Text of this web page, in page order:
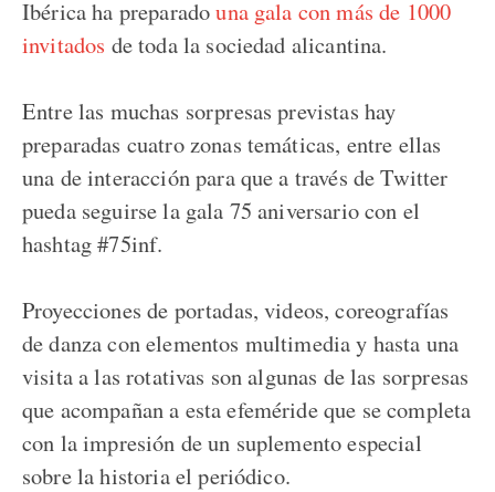
Ibérica ha preparadouna gala con más de 1000
invitados de toda la sociedad alicantina.
Entre las muchas sorpresas previstas hay
preparadas cuatro zonas temáticas, entre ellas
una de interacción para que a través de Twitter
pueda seguirse la gala 75 aniversario con el
hashtag #75inf.
Proyecciones de portadas, videos, coreografías
de danza con elementos multimedia y hasta una
visita a las rotativas son algunas de las sorpresas
que acompañan a esta efeméride que se completa
con la impresión de un suplemento especial
sobre la historia el periódico.